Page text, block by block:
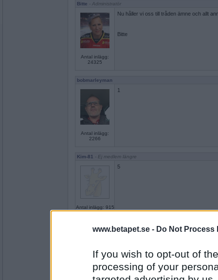
www.betapet.se - Do Not Process
If you wish to opt-out of
processing of your
Bitte - Administratör
Antal inlägg:
24325
Nu håller vi oss till tråden ämne och allt
Bitte
bobmarleyman
Antal inlägg:
2266
1
Kim-81 - Ej medlem längre
Antal inlägg: 915
5
Antal inlägg: